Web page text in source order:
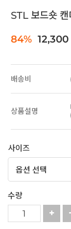
STL 보드숏
84% 12,300
배송비
상품설명
사이즈
수량